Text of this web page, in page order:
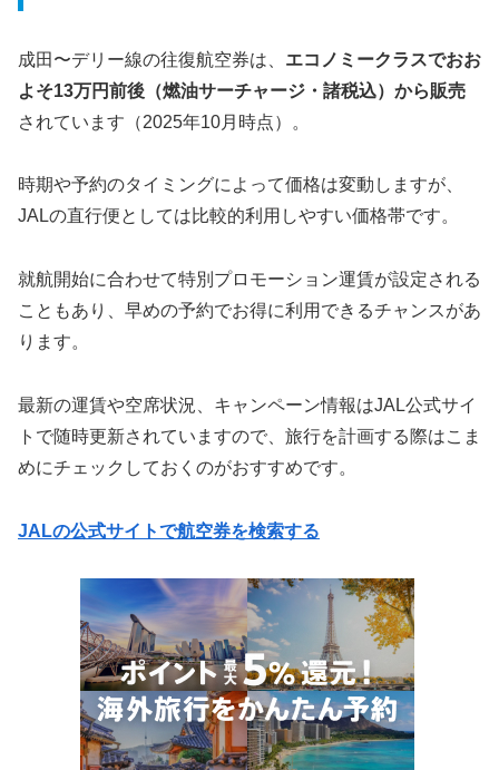
成田〜デリー線の往復航空券は、 エコノミークラスでおお
よそ13万円前後（燃油サーチャージ・諸税込）から販売
されています（2025年10月時点）。
時期や予約のタイミングによって価格は変動しますが、
JALの直行便としては比較的利用しやすい価格帯です。
就航開始に合わせて特別プロモーション運賃が設定される
こともあり、早めの予約でお得に利用できるチャンスがあ
ります。
最新の運賃や空席状況、キャンペーン情報はJAL公式サイ
トで随時更新されていますので、旅行を計画する際はこま
めにチェックしておくのがおすすめです。
JALの公式サイトで航空券を検索する